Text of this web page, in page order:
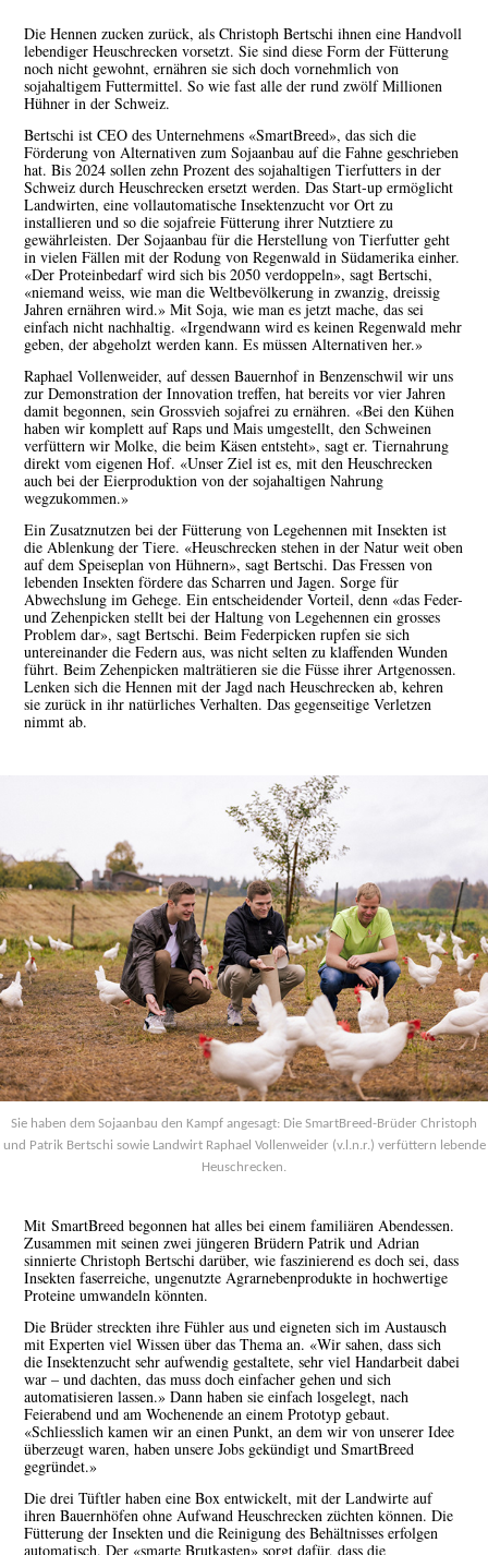
Die Hennen zucken zurück, als Christoph Bertschi ihnen eine Handvoll
lebendiger Heuschrecken vorsetzt. Sie sind diese Form der Fütterung
noch nicht gewohnt, ernähren sie sich doch vornehmlich von
sojahaltigem Futtermittel. So wie fast alle der rund zwölf Millionen
Hühner in der Schweiz.
Bertschi ist CEO des Unternehmens «SmartBreed», das sich die
Förderung von Alternativen zum Sojaanbau auf die Fahne geschrieben
hat. Bis 2024 sollen zehn Prozent des sojahaltigen Tierfutters in der
Schweiz durch Heuschrecken ersetzt werden. Das Start-up ermöglicht
Landwirten, eine vollautomatische Insektenzucht vor Ort zu
installieren und so die sojafreie Fütterung ihrer Nutztiere zu
gewährleisten. Der Sojaanbau für die Herstellung von Tierfutter geht
in vielen Fällen mit der Rodung von Regenwald in Südamerika einher.
«Der Proteinbedarf wird sich bis 2050 verdoppeln», sagt Bertschi,
«niemand weiss, wie man die Weltbevölkerung in zwanzig, dreissig
Jahren ernähren wird.» Mit Soja, wie man es jetzt mache, das sei
einfach nicht nachhaltig. «Irgendwann wird es keinen Regenwald mehr
geben, der abgeholzt werden kann. Es müssen Alternativen her.»
Raphael Vollenweider, auf dessen Bauernhof in Benzenschwil wir uns
zur Demonstration der Innovation treffen, hat bereits vor vier Jahren
damit begonnen, sein Grossvieh sojafrei zu ernähren. «Bei den Kühen
haben wir komplett auf Raps und Mais umgestellt, den Schweinen
verfüttern wir Molke, die beim Käsen entsteht», sagt er. Tiernahrung
direkt vom eigenen Hof. «Unser Ziel ist es, mit den Heuschrecken
auch bei der Eierproduktion von der sojahaltigen Nahrung
wegzukommen.»
Ein Zusatznutzen bei der Fütterung von Legehennen mit Insekten ist
die Ablenkung der Tiere. «Heuschrecken stehen in der Natur weit oben
auf dem Speiseplan von Hühnern», sagt Bertschi. Das Fressen von
lebenden Insekten fördere das Scharren und Jagen. Sorge für
Abwechslung im Gehege. Ein entscheidender Vorteil, denn «das Feder-
und Zehenpicken stellt bei der Haltung von Legehennen ein grosses
Problem dar», sagt Bertschi. Beim Federpicken rupfen sie sich
untereinander die Federn aus, was nicht selten zu klaffenden Wunden
führt. Beim Zehenpicken malträtieren sie die Füsse ihrer Artgenossen.
Lenken sich die Hennen mit der Jagd nach Heuschrecken ab, kehren
sie zurück in ihr natürliches Verhalten. Das gegenseitige Verletzen
nimmt ab.
Sie haben dem Sojaanbau den Kampf angesagt: Die SmartBreed-Brüder Christoph
und Patrik Bertschi sowie Landwirt Raphael Vollenweider (v.l.n.r.) verfüttern lebende
Heuschrecken.
Mit SmartBreed begonnen hat alles bei einem familiären Abendessen.
Zusammen mit seinen zwei jüngeren Brüdern Patrik und Adrian
sinnierte Christoph Bertschi darüber, wie faszinierend es doch sei, dass
Insekten faserreiche, ungenutzte Agrarnebenprodukte in hochwertige
Proteine umwandeln könnten.
Die Brüder streckten ihre Fühler aus und eigneten sich im Austausch
mit Experten viel Wissen über das Thema an. «Wir sahen, dass sich
die Insektenzucht sehr aufwendig gestaltete, sehr viel Handarbeit dabei
war – und dachten, das muss doch einfacher gehen und sich
automatisieren lassen.» Dann haben sie einfach losgelegt, nach
Feierabend und am Wochenende an einem Prototyp gebaut.
«Schliesslich kamen wir an einen Punkt, an dem wir von unserer Idee
überzeugt waren, haben unsere Jobs gekündigt und SmartBreed
gegründet.»
Die drei Tüftler haben eine Box entwickelt, mit der Landwirte auf
ihren Bauernhöfen ohne Aufwand Heuschrecken züchten können. Die
Fütterung der Insekten und die Reinigung des Behältnisses erfolgen
automatisch. Der «smarte Brutkasten» sorgt dafür, dass die